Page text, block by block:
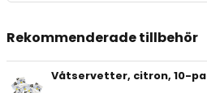
Rekommenderade tillbehör
Våtservetter, citron, 10-